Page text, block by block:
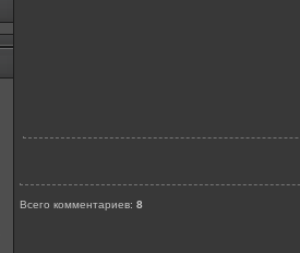
Всего комментариев: 8